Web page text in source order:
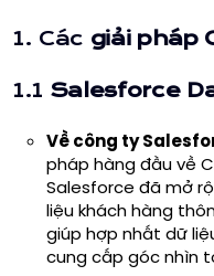
1. Các giải pháp
1.1 Salesforce
Về công ty
pháp hàng đầu về
Salesforce đã mở
liệu khách hàng
giúp hợp nhất dữ
cung cấp góc nhìn